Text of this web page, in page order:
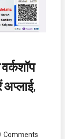
वर्कशॉप
अप्लाई,
Comments